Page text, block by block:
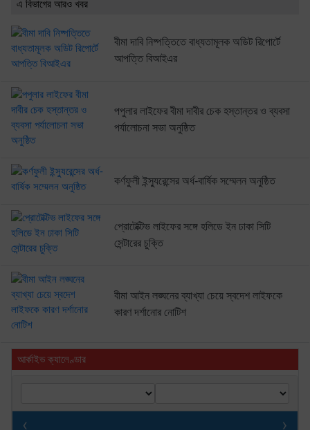
এ বিভাগের আরও খবর
বীমা দাবি নিষ্পত্তিতে বাধ্যতামূলক অডিট রিপোর্টে
আপত্তি বিআইএর
পপুলার লাইফের বীমা দাবীর চেক হস্তান্তর ও ব্যবসা
পর্যালোচনা সভা অনুষ্ঠিত
কর্ণফুলী ইন্স্যুরেন্সের অর্ধ-বার্ষিক সম্মেলন অনুষ্ঠিত
প্রোটেক্টিভ লাইফের সঙ্গে হলিডে ইন ঢাকা সিটি
সেন্টারের চুক্তি
বীমা আইন লঙ্ঘনের ব্যাখ্যা চেয়ে স্বদেশ লাইফকে
কারণ দর্শানোর নোটিশ
আর্কাইভ ক্যালেণ্ডার
‹ ›